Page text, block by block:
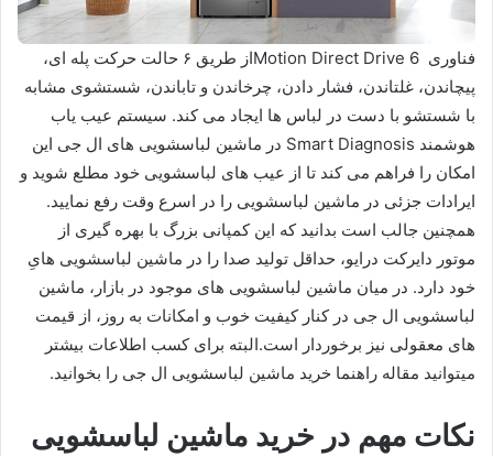
فناوری Motion Direct Drive 6از طریق ۶ حالت حرکت پله ای،
پیچاندن، غلتاندن، فشار دادن، چرخاندن و تاباندن، شستشوی مشابه
با شستشو با دست در لباس ها ایجاد می کند. سیستم عیب یاب
هوشمند Smart Diagnosis در ماشین لباسشویی های ال جی این
امکان را فراهم می کند تا از عیب های لباسشویی خود مطلع شوید و
ایرادات جزئی در ماشین لباسشویی را در اسرع وقت رفع نمایید.
همچنین جالب است بدانید که این کمپانی بزرگ با بهره گیری از
موتور دایرکت درایو، حداقل تولید صدا را در ماشین لباسشویی هایِ
خود دارد. در میان ماشین لباسشویی های موجود در بازار، ماشین
لباسشویی ال جی در کنار کیفیت خوب و امکانات به روز، از قیمت
‌های معقولی نیز برخوردار است.البته برای کسب اطلاعات بیشتر
میتوانید مقاله راهنما خرید ماشین لباسشویی ال جی را بخوانید.
نکات مهم در خرید ماشین لباسشویی